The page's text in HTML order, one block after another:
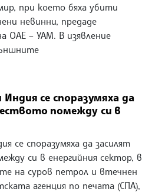
при което бяха убити
невинни, предаде
ОАЕ – УАМ. В изявление
се споразумяха да
помежду си в
се споразумяха да засилят
си в енергийния сектор, в
на суров петрол и втечнен
агенция по печата (СПА),